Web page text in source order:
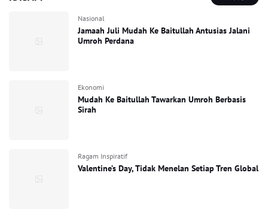
Nasional
Jamaah Juli Mudah Ke Baitullah Antusias Jalani
Umroh Perdana
Ekonomi
Mudah Ke Baitullah Tawarkan Umroh Berbasis
Sirah
Ragam Inspiratif
Valentine’s Day, Tidak Menelan Setiap Tren Global